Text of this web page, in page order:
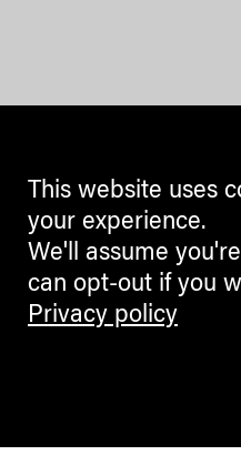
This website uses
your experience.
We'll assume
can opt-out if you
Privacy policy